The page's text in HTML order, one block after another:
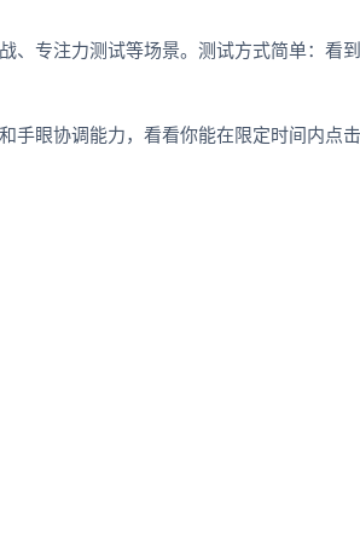
专注力测试等场景。测试方式简单：看
手眼协调能力，看看你能在限定时间内点击